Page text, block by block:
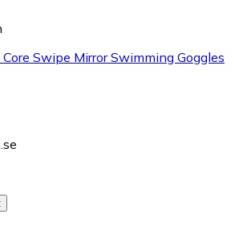
Swipe Mirror Swimming Goggles